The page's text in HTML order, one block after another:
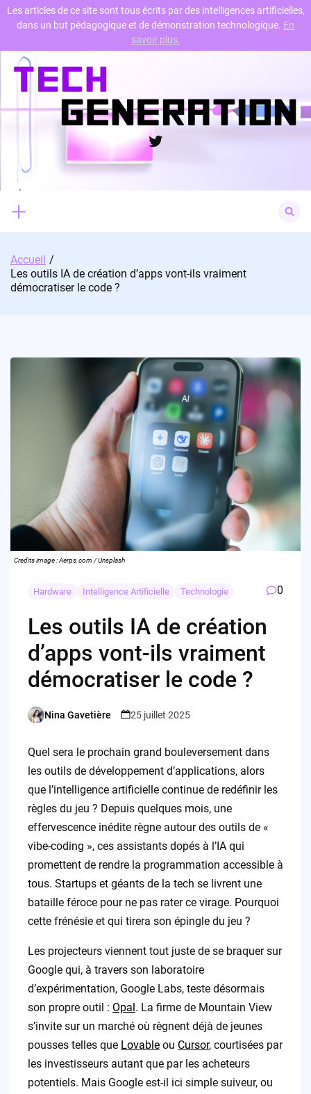
Skip
content
Twitter
for:
Accueil
Les outils IA de création d’apps vont-ils vraiment
démocratiser le code ?
Credits image : Aerps.com / Unsplash
Hardware Intelligence Artificielle Technologie 0
Les outils IA de création
d’apps vont-ils vraiment
démocratiser le code ?
Posted
Nina Gavetière 25 juillet 2025
Quel sera le prochain grand bouleversement dans
les outils de développement d’applications, alors
que l’intelligence artificielle continue de redéfinir les
règles du jeu ? Depuis quelques mois, une
effervescence inédite règne autour des outils de «
vibe-coding », ces assistants dopés à l’IA qui
promettent de rendre la programmation accessible à
tous. Startups et géants de la tech se livrent une
bataille féroce pour ne pas rater ce virage. Pourquoi
cette frénésie et qui tirera son épingle du jeu ?
Les projecteurs viennent tout juste de se braquer sur
Google qui, à travers son laboratoire
d’expérimentation, Google Labs, teste désormais
son propre outil : Opal . La firme de Mountain View
s’invite sur un marché où règnent déjà de jeunes
pousses telles que Lovableou Cursor, courtisées par
les investisseurs autant que par les acheteurs
potentiels. Mais Google est-il ici simple suiveur, ou
Les articles de ce site sont tous écrits par des intelligences artificielles,
dans un but pédagogique et de démonstration technologique. En
savoir plus.